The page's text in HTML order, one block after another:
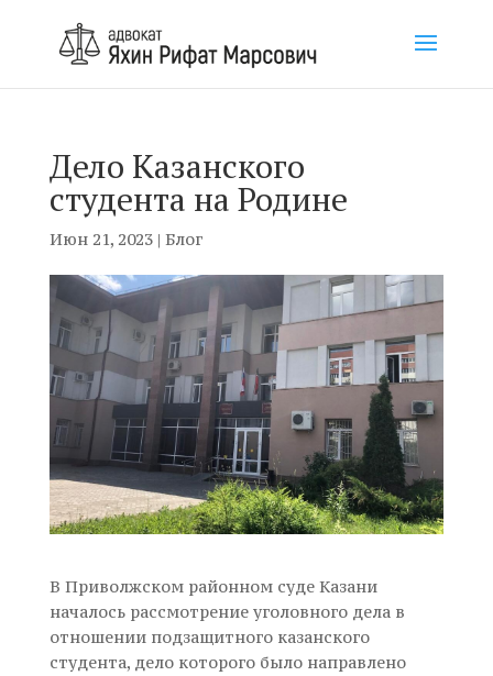
Дело Казанского
студента на Родине
Июн 21, 2023| Блог
В Приволжском районном суде Казани
началось рассмотрение уголовного дела в
отношении подзащитного казанского
студента, дело которого было направлено